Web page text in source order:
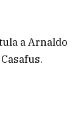
a Arnaldo